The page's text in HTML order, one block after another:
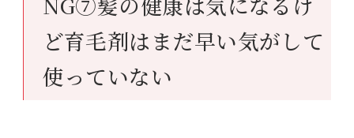
ど育毛剤はまだ早い気がして
使っていない